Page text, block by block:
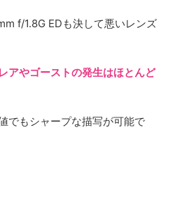
f/1.8G EDも決して悪いレンズ
アやゴーストの発生はほとんど
でもシャープな描写が可能で